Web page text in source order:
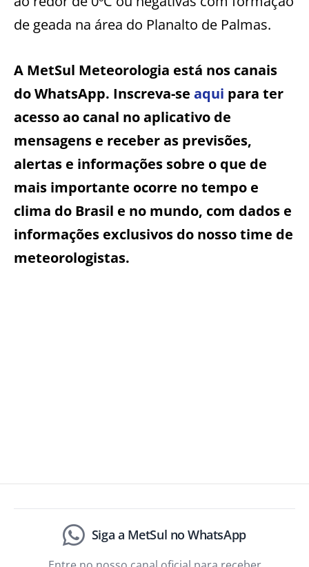
de geada na área do Planalto de Palmas.
A MetSul Meteorologia está nos canais
do WhatsApp. Inscreva-se aqui para ter
acesso ao canal no aplicativo de
mensagens e receber as previsões,
alertas e informações sobre o que de
mais importante ocorre no tempo e
clima do Brasil e no mundo, com dados e
informações exclusivos do nosso time de
meteorologistas.
Siga a MetSul no WhatsApp